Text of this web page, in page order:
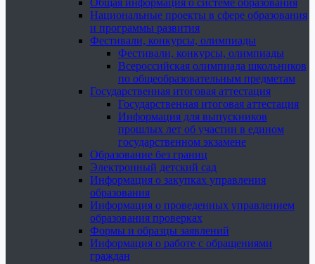
Общая информация о системе образования
Национальные проекты в сфере образования
и программы развития
Фестивали, конкурсы, олимпиады
Фестивали, конкурсы, олимпиады
Всероссийская олимпиада школьников
по общеобразовательным предметам
Государственная итоговая аттестация
Государственная итоговая аттестация
Информация для выпускников
прошлых лет об участии в едином
государственном экзамене
Образование без границ
Электронный детский сад
Информация о закупках управления
образования
Информация о проведенных управлением
образования проверках
Формы и образцы заявлений
Информация о работе с обращениями
граждан